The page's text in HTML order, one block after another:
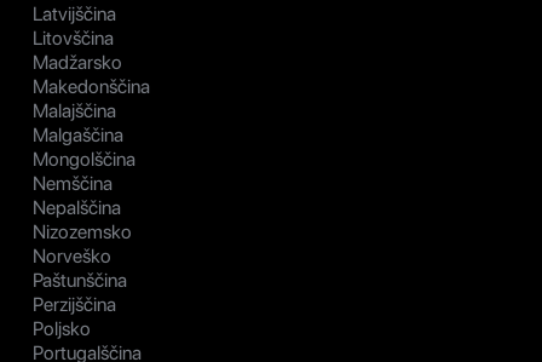
Latvijščina
Litovščina
Madžarsko
Makedonščina
Malajščina
Malgaščina
Mongolščina
Nemščina
Nepalščina
Nizozemsko
Norveško
Paštunščina
Perzijščina
Poljsko
Portugalščina